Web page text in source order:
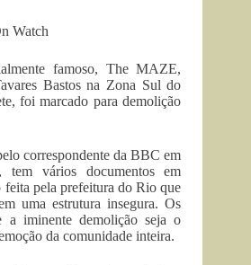
Watch
famoso, The MAZE,
Bastos na Zona Sul do
foi marcado para demolição
correspondente da BBC em
tem vários documentos em
feita pela prefeitura do Rio que
uma estrutura insegura. Os
a iminente demolição seja o
da comunidade inteira.